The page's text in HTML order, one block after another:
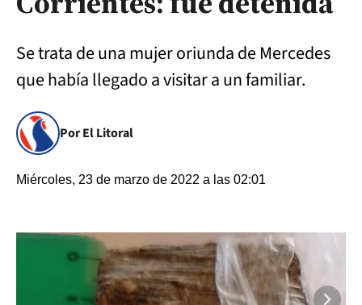
Se trata de una mujer oriunda de Mercedes
que había llegado a visitar a un familiar.
Por El Litoral
Miércoles, 23 de marzo de 2022 a las 02:01